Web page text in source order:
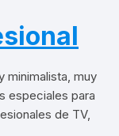
minimalista, muy
especiales para
de TV,